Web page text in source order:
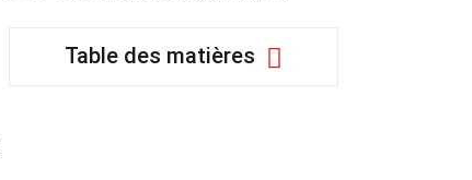
Table des matières